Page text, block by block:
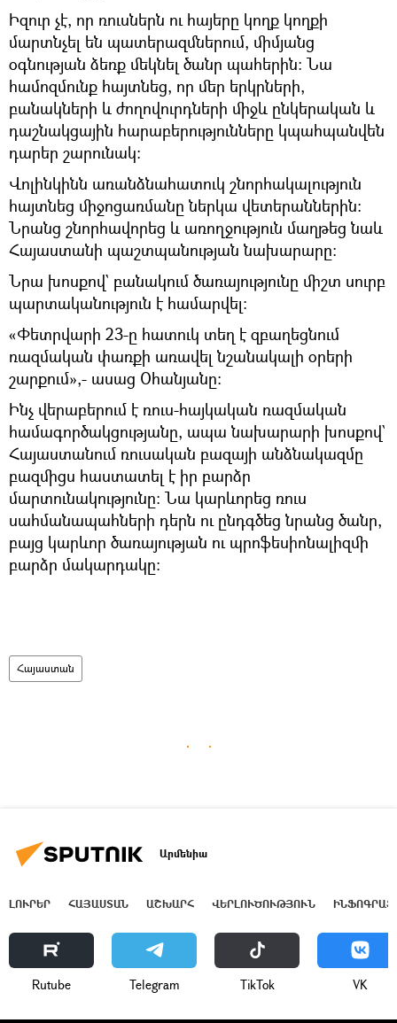
Իզուր չէ, որ ռուսներն ու հայերը կողք կողքի
մարտնչել են պատերազմներում, միմյանց
օգնության ձեռք մեկնել ծանր պահերին։ Նա
համոզմունք հայտնեց, որ մեր երկրների,
բանակների և ժողովուրդների միջև ընկերական և
դաշնակցային հարաբերությունները կպահպանվեն
դարեր շարունակ։
Վոլինկինն առանձնահատուկ շնորհակալություն
հայտնեց միջոցառմանը ներկա վետերաններին։
Նրանց շնորհավորեց և առողջություն մաղթեց նաև
Հայաստանի պաշտպանության նախարարը։
Նրա խոսքով` բանակում ծառայությունը միշտ սուրբ
պարտականություն է համարվել։
«Փետրվարի 23-ը հատուկ տեղ է զբաղեցնում
ռազմական փառքի առավել նշանակալի օրերի
շարքում»,- ասաց Օհանյանը։
Ինչ վերաբերում է ռուս-հայկական ռազմական
համագործակցությանը, ապա նախարարի խոսքով`
Հայաստանում ռուսական բազայի անձնակազմը
բազմիցս հաստատել է իր բարձր
մարտունակությունը։ Նա կարևորեց ռուս
սահմանապահների դերն ու ընդգծեց նրանց ծանր,
բայց կարևոր ծառայության ու պրոֆեսիոնալիզմի
բարձր մակարդակը։
Հայաստան
Արմենիա
ԼՈՒՐԵՐ ՀԱՅԱՍՏԱՆ ԱՇԽԱՐՀ ՎԵՐԼՈՒԾՈՒԹՅՈՒՆ
Rutube Telegram ТikТоk VK